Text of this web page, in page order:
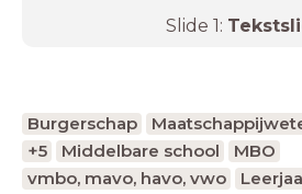
Slide 1:
Burgerschap
+5
Middelbare school
MBO
vmbo, mavo, havo, vwo